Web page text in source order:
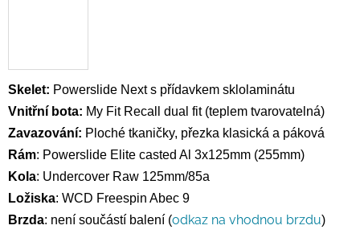
Skelet: Powerslide Next s přídavkem sklolaminátu
Vnitřní bota: My Fit Recall dual fit(teplem tvarovatelná)
Zavazování: Ploché tkaničky, přezka klasická a páková
Rám: Powerslide Elite casted Al 3x125mm (255mm)
Kola: Undercover Raw 125mm/85a
Ložiska: WCD Freespin Abec 9
Brzda: není součástí balení (odkaz na vhodnou brzdu)